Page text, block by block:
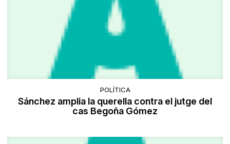
POLÍTICA
Sánchez amplia la querella contra el jutge del
cas Begoña Gómez